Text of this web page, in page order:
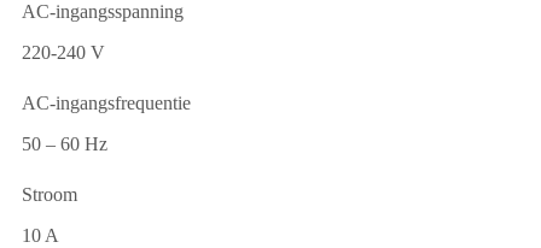
AC-ingangsspanning
220-240 V
AC-ingangsfrequentie
50 – 60 Hz
Stroom
10 A